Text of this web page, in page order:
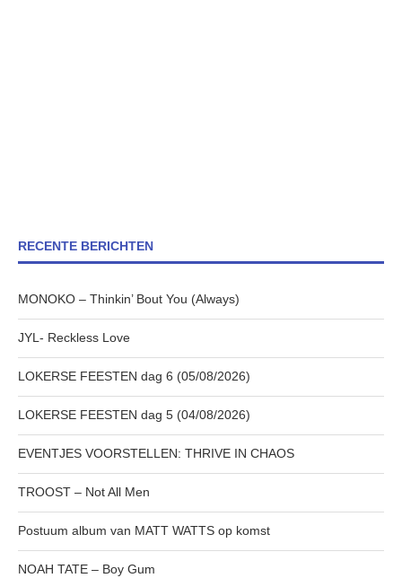
RECENTE BERICHTEN
MONOKO – Thinkin’ Bout You (Always)
JYL- Reckless Love
LOKERSE FEESTEN dag 6 (05/08/2026)
LOKERSE FEESTEN dag 5 (04/08/2026)
EVENTJES VOORSTELLEN: THRIVE IN CHAOS
TROOST – Not All Men
Postuum album van MATT WATTS op komst
NOAH TATE – Boy Gum